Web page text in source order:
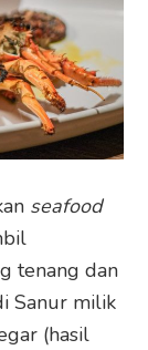
seafood
tenang dan
Sanur milik
(hasil